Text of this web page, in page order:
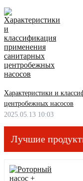
Характеристики и
центробежных насосов
2025.05.13 10:03
Лучшие